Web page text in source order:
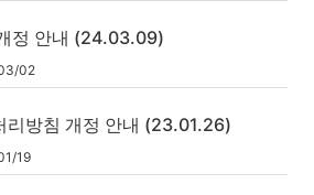
정 안내 (24.03.09)
02
리방침 개정 안내 (23.01.26)
19